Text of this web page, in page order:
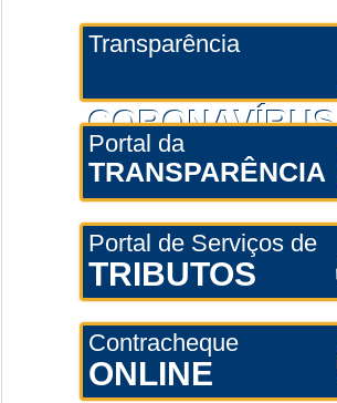
Transparência
CORONAVÍRUS
Portal da
TRANSPARÊNCIA
Portal de Serviços de
TRIBUTOS
Contracheque
ONLINE